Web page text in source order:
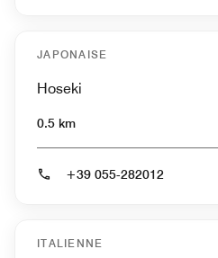
JAPONAISE
Hoseki
0.5 km
+39 055-282012
ITALIENNE